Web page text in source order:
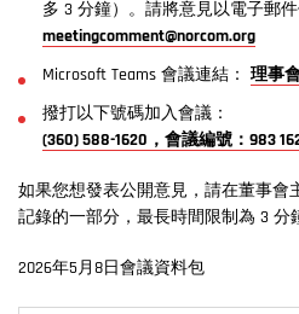
多 3 分鐘）。請將意見以電子郵
meetingcomment@norcom.org
Microsoft Teams 會議連結： 理事
撥打以下號碼加入會議：
(360) 588-1620，會議編號：983
如果您想發表公開意見，請在董事會
記錄的一部分，最長時間限制為 3 分
2026年5月8日會議資料包